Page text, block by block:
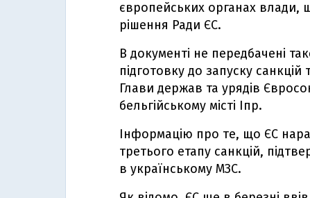
європейських органах влади,
рішення Ради ЄС.
В документі не передбачені
підготовку до запуску
Глави держав та урядів
бельгійському місті Іпр.
Інформацію про те, що ЄС
третього етапу санкцій,
в українському МЗС.